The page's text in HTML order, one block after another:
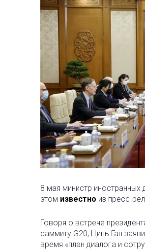
8 мая министр
этом известно из пресс-
Говоря о встрече
саммиту G20, Цинь Ган
время «план диалога и